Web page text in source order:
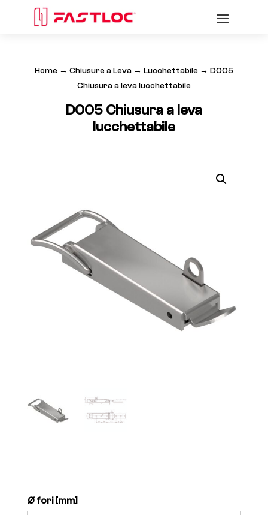
Home→ Chiusure a Leva→ Lucchettabile→ D005
Chiusura a leva lucchettabile
D005 Chiusura a leva
lucchettabile
Ø fori [mm]